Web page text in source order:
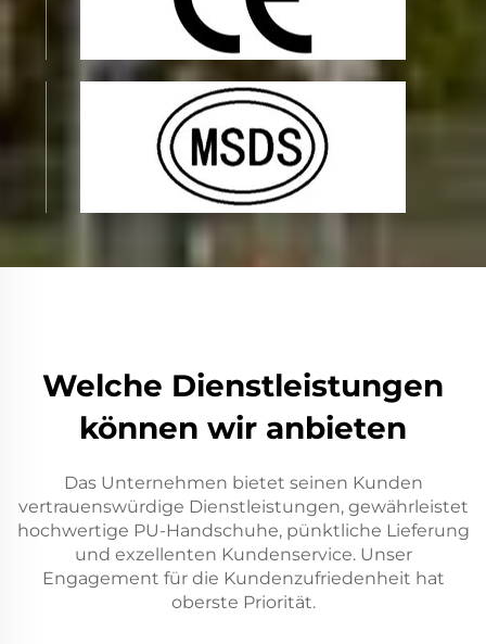
Welche Dienstleistungen
können wir anbieten
Das Unternehmen bietet seinen Kunden
vertrauenswürdige Dienstleistungen, gewährleistet
hochwertige PU-Handschuhe, pünktliche Lieferung
und exzellenten Kundenservice. Unser
Engagement für die Kundenzufriedenheit hat
oberste Priorität.